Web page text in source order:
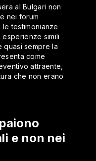
al Bulgari non
nei forum
le testimonianze
simili
quasi sempre la
come
attraente,
che non erano
e non nei